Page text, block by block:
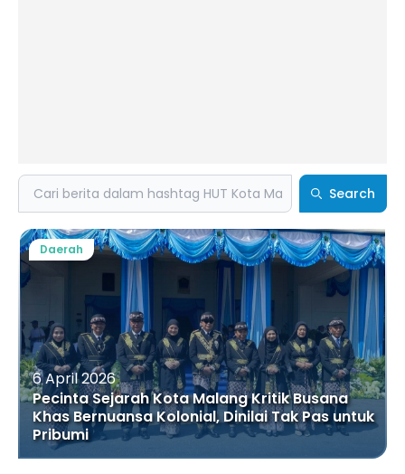
Search Search
6 April 2026
Pecinta Sejarah Kota Malang Kritik Busana
Khas Bernuansa Kolonial, Dinilai Tak Pas untuk
Pribumi
Daerah